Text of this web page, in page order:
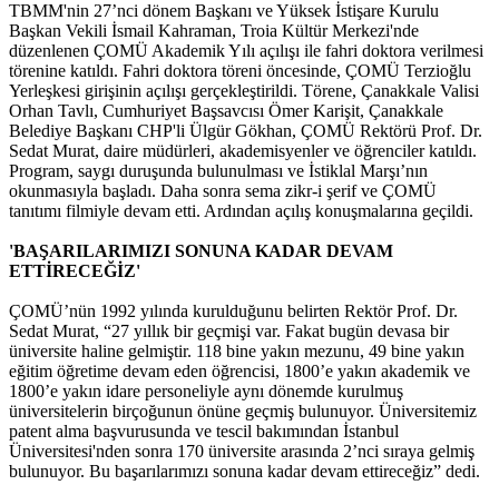
TBMM'nin 27’nci dönem Başkanı ve Yüksek İstişare Kurulu
Başkan Vekili İsmail Kahraman, Troia Kültür Merkezi'nde
düzenlenen ÇOMÜ Akademik Yılı açılışı ile fahri doktora verilmesi
törenine katıldı. Fahri doktora töreni öncesinde, ÇOMÜ Terzioğlu
Yerleşkesi girişinin açılışı gerçekleştirildi. Törene, Çanakkale Valisi
Orhan Tavlı, Cumhuriyet Başsavcısı Ömer Karişit, Çanakkale
Belediye Başkanı CHP'li Ülgür Gökhan, ÇOMÜ Rektörü Prof. Dr.
Sedat Murat, daire müdürleri, akademisyenler ve öğrenciler katıldı.
Program, saygı duruşunda bulunulması ve İstiklal Marşı’nın
okunmasıyla başladı. Daha sonra sema zikr-i şerif ve ÇOMÜ
tanıtımı filmiyle devam etti. Ardından açılış konuşmalarına geçildi.
'BAŞARILARIMIZI SONUNA KADAR DEVAM
ETTİRECEĞİZ'
ÇOMÜ’nün 1992 yılında kurulduğunu belirten Rektör Prof. Dr.
Sedat Murat, “27 yıllık bir geçmişi var. Fakat bugün devasa bir
üniversite haline gelmiştir. 118 bine yakın mezunu, 49 bine yakın
eğitim öğretime devam eden öğrencisi, 1800’e yakın akademik ve
1800’e yakın idare personeliyle aynı dönemde kurulmuş
üniversitelerin birçoğunun önüne geçmiş bulunuyor. Üniversitemiz
patent alma başvurusunda ve tescil bakımından İstanbul
Üniversitesi'nden sonra 170 üniversite arasında 2’nci sıraya gelmiş
bulunuyor. Bu başarılarımızı sonuna kadar devam ettireceğiz” dedi.